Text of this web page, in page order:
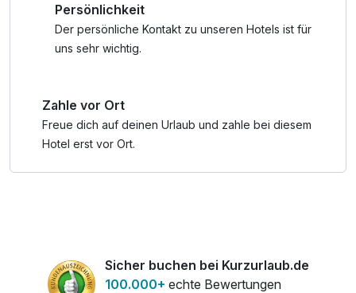
Wir freuen uns auf Sie!
werden, der Bauernhof ist ein Paradies für Tierliebhaber.
Neugierige Ziegen, Hasen und Katzen freuen sich über
Streicheleinheiten, Hühner und Enten sorgen für ein
Persönlichkeit
Der persönliche Kontakt zu unseren Hotels ist für
uns sehr wichtig.
Zahle vor Ort
Freue dich auf deinen Urlaub und zahle bei diesem
Hotel erst vor Ort.
Sicher buchen bei Kurzurlaub.de
100.000+ echte Bewertungen